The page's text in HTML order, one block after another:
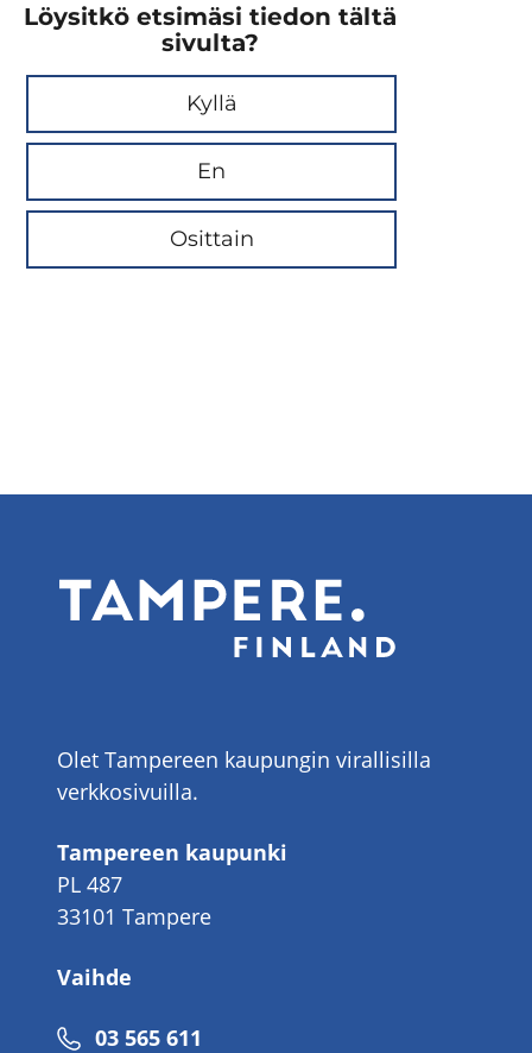
Löysitkö etsimäsi tiedon tältä
sivulta?
Kyllä
En
Osittain
Olet Tampereen kaupungin virallisilla
verkkosivuilla.
Tampereen kaupunki
PL 487
33101 Tampere
Vaihde
Puhelinnumero
03 565 611